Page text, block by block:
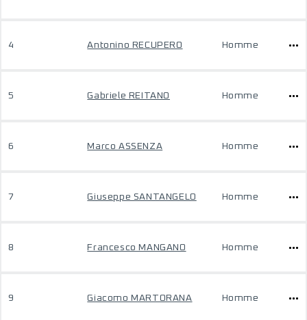
4 Antonino RECUPERO Homme
5 Gabriele REITANO Homme
6 Marco ASSENZA Homme
7 Giuseppe SANTANGELO Homme
8 Francesco MANGANO Homme
9 Giacomo MARTORANA Homme